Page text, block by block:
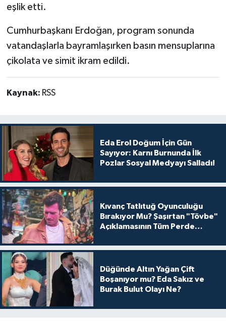
eşlik etti.
Cumhurbaşkanı Erdoğan, program sonunda
vatandaşlarla bayramlaşırken basın mensuplarına
çikolata ve simit ikram edildi.
Kaynak: RSS
Eda Erol Doğum İçin Gün
Sayıyor: Karnı Burnunda İlk
Pozlar Sosyal Medyayı Salladı!
Kıvanç Tatlıtuğ Oyunculuğu
Bırakıyor Mu? Şaşırtan "Tövbe"
Açıklamasının Tüm Perde
Düğünde Altın Yağan Çift
Boşanıyor mu? Eda Sakız ve
Burak Bulut Olayı Ne?